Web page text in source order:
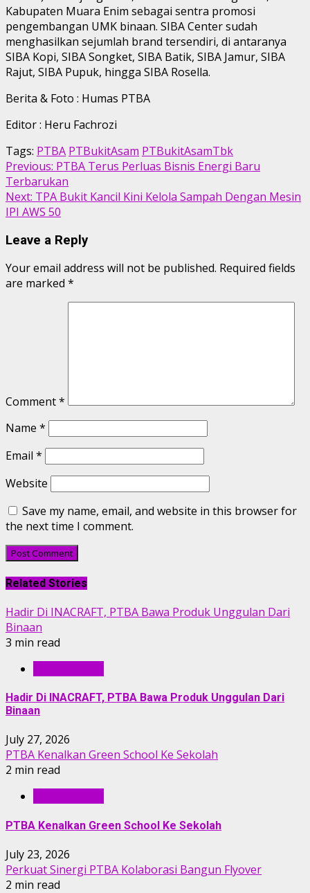
Kabupaten Muara Enim sebagai sentra promosi
pengembangan UMK binaan. SIBA Center sudah
menghasilkan sejumlah brand tersendiri, di antaranya
SIBA Kopi, SIBA Songket, SIBA Batik, SIBA Jamur, SIBA
Rajut, SIBA Pupuk, hingga SIBA Rosella.
Berita & Foto : Humas PTBA
Editor : Heru Fachrozi
Tags: PTBA PTBukitAsam PTBukitAsamTbk
Continue
Reading
Previous: PTBA Terus Perluas Bisnis Energi Baru
Terbarukan
Next: TPA Bukit Kancil Kini Kelola Sampah Dengan Mesin
IPI AWS 50
Leave a Reply
Your email address will not be published. Required fields
are marked *
Comment*
Name *
Email *
Website
Save my name, email, and website in this browser for
the next time I comment.
Related Stories
Hadir Di INACRAFT, PTBA Bawa Produk Unggulan Dari
Binaan
3 min read
Hadir Di INACRAFT, PTBA Bawa Produk Unggulan Dari
Binaan
July 27, 2026
PTBA Kenalkan Green School Ke Sekolah
2 min read
PTBA Kenalkan Green School Ke Sekolah
July 23, 2026
Perkuat Sinergi PTBA Kolaborasi Bangun Flyover
2 min read